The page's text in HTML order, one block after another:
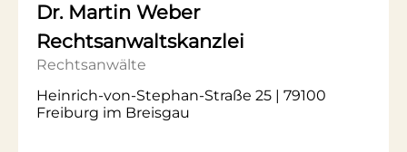
Dr. Martin Weber
Rechtsanwaltskanzlei
Rechtsanwälte
Heinrich-von-Stephan-Straße 25 | 79100
Freiburg im Breisgau